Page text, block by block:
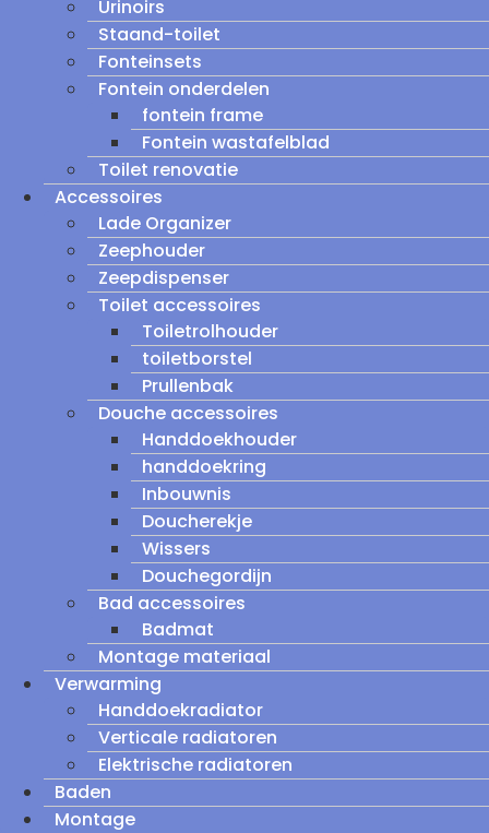
Urinoirs
Staand-toilet
Fonteinsets
Fontein onderdelen
fontein frame
Fontein wastafelblad
Toilet renovatie
Accessoires
Lade Organizer
Zeephouder
Zeepdispenser
Toilet accessoires
Toiletrolhouder
toiletborstel
Prullenbak
Douche accessoires
Handdoekhouder
handdoekring
Inbouwnis
Doucherekje
Wissers
Douchegordijn
Bad accessoires
Badmat
Montage materiaal
Verwarming
Handdoekradiator
Verticale radiatoren
Elektrische radiatoren
Baden
Montage